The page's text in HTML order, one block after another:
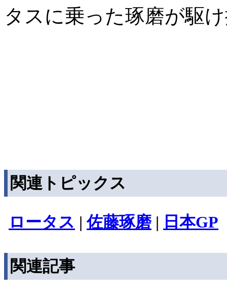
タスに乗った琢磨が駆
関連トピックス
ロータス |佐藤琢磨| 日本GP
関連記事